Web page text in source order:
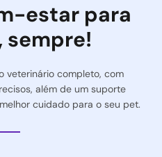
estar para
sempre!​
veterinário completo, com
além de um suporte
cuidado para o seu pet.